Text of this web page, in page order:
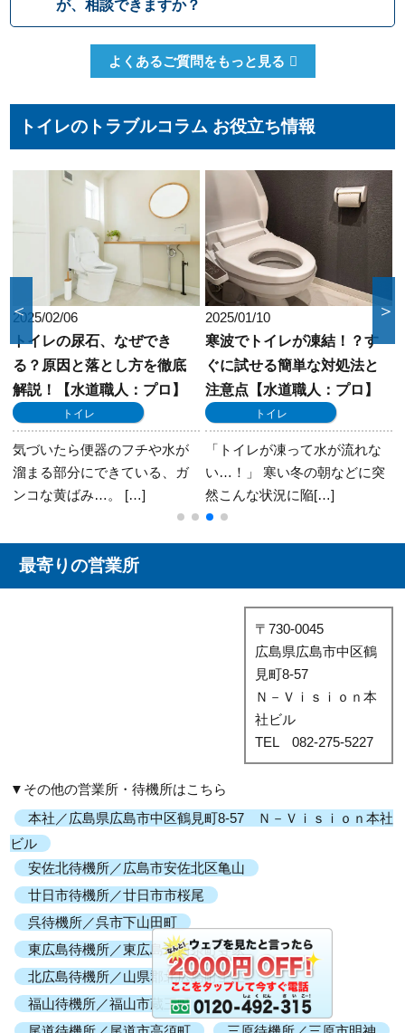
ることで、つまりを予防することができます
内でのつまりですが、排管自体がつまってい
たりトイレの劣化によって引き起こされる場
合もございます。どこでつまっているか原因
す。
が、相談できますか？
修理だけでなくトイレ交換やリフォームな
どによって使用可能な便器の種類も変わって
よくあるご質問をもっと見る
トイレのトラブルコラム お役立ち情報
2025/02/06
トイレの尿石、なぜでき
る？原因と落とし方を徹底
解説！【水道職人：プロ】
トイレ
気づいたら便器のフチや水が
溜まる部分にできている、ガ
ンコな黄ばみ…。 […]
2025/01/10
寒波でトイレが凍結！？す
ぐに試せる簡単な対処法と
注意点【水道職人：プロ】
トイレ
「トイレが凍って水が流れな
い…！」 寒い冬の朝などに突
然こんな状況に陥[…]
＜ ＞
最寄りの営業所
〒730-0045
広島県広島市中区鶴
見町8-57
Ｎ－Ｖｉｓｉｏｎ本
社ビル
TEL 082-275-5227
▼その他の営業所・待機所はこちら
本社／広島県広島市中区鶴見町8-57 Ｎ－Ｖｉｓｉｏｎ本社
ビル
安佐北待機所／広島市安佐北区亀山
廿日市待機所／廿日市市桜尾
呉待機所／呉市下山田町
東広島待機所／東広島市西条町寺家
北広島待機所／山県郡北広島町壬生
福山待機所／福山市蔵王町